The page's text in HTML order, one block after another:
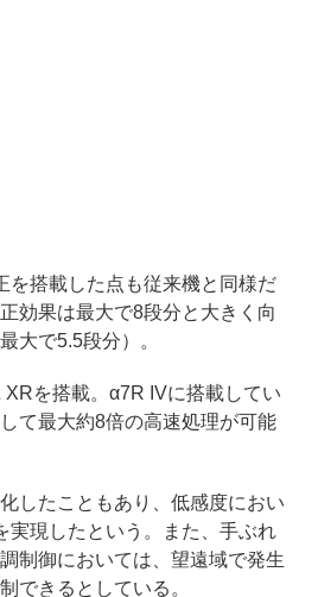
を搭載した点も従来機と同様だ
効果は最大で8段分と大きく向
大で5.5段分）。
を搭載。α7R IVに搭載してい
て最大約8倍の高速処理が可能
したこともあり、低感度におい
実現したという。また、手ぶれ
制御においては、望遠域で発生
できるとしている。